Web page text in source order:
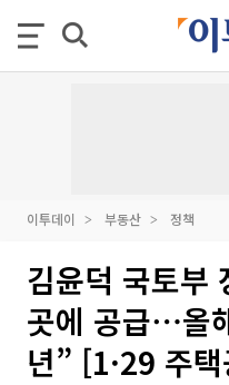
이투데이 부동산 정책
김윤덕 국토부
곳에 공급⋯올
년” [1·29 주